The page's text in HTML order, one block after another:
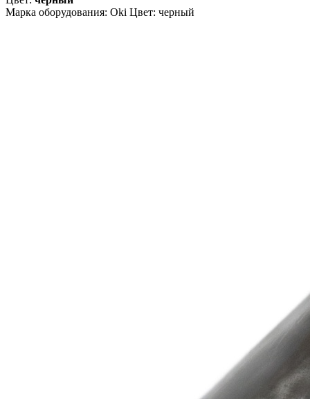
Марка оборудования: Oki Цвет: черный